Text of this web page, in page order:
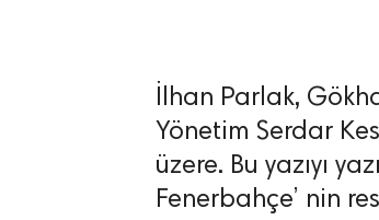
İlhan Parlak,
Yönetim Serdar
üzere. Bu yazıyı
Fenerbahçe’ nin